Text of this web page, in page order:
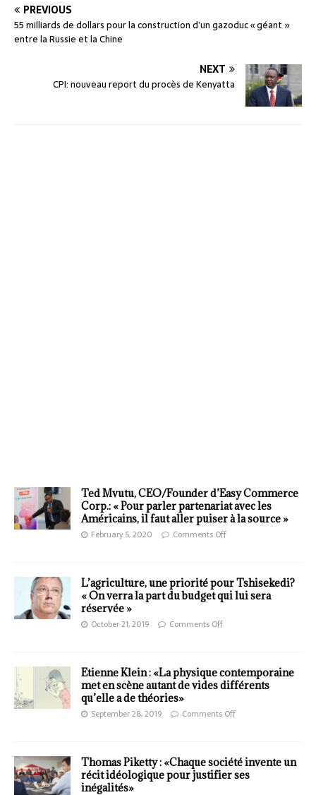
PREVIOUS
55 milliards de dollars pour la construction d’un gazoduc « géant »
entre la Russie et la Chine
NEXT
CPI: nouveau report du procès de Kenyatta
Ted Mvutu, CEO/Founder d’Easy Commerce
Corp.: « Pour parler partenariat avec les
Américains, il faut aller puiser à la source »
February 5, 2020 Comments Off
L’agriculture, une priorité pour Tshisekedi?
« On verra la part du budget qui lui sera
réservée »
October 21, 2019 Comments Off
Etienne Klein : «La physique contemporaine
met en scène autant de vides différents
qu’elle a de théories»
September 28, 2019 Comments Off
Thomas Piketty : «Chaque société invente un
récit idéologique pour justifier ses
inégalités»